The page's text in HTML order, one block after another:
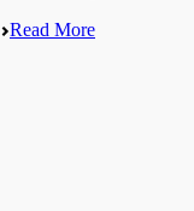
Read More